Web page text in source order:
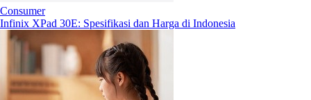
Consumer
Infinix XPad 30E: Spesifikasi dan Harga di Indonesia